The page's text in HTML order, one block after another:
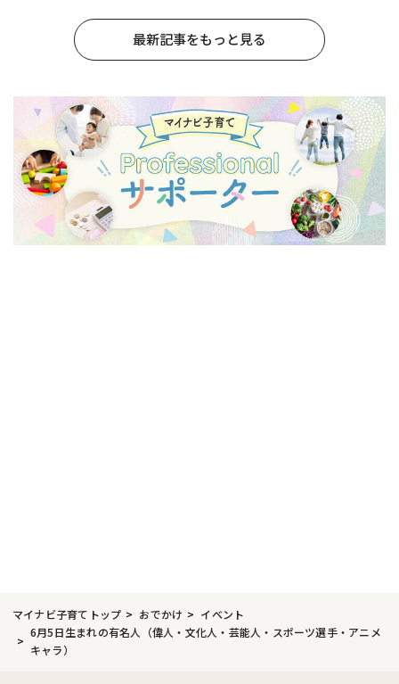
最新記事をもっと見る
マイナビ子育てトップ おでかけ
イベント
6月5日生まれの有名人（偉人・文化人・芸能人・スポーツ選手・アニメ
キャラ）